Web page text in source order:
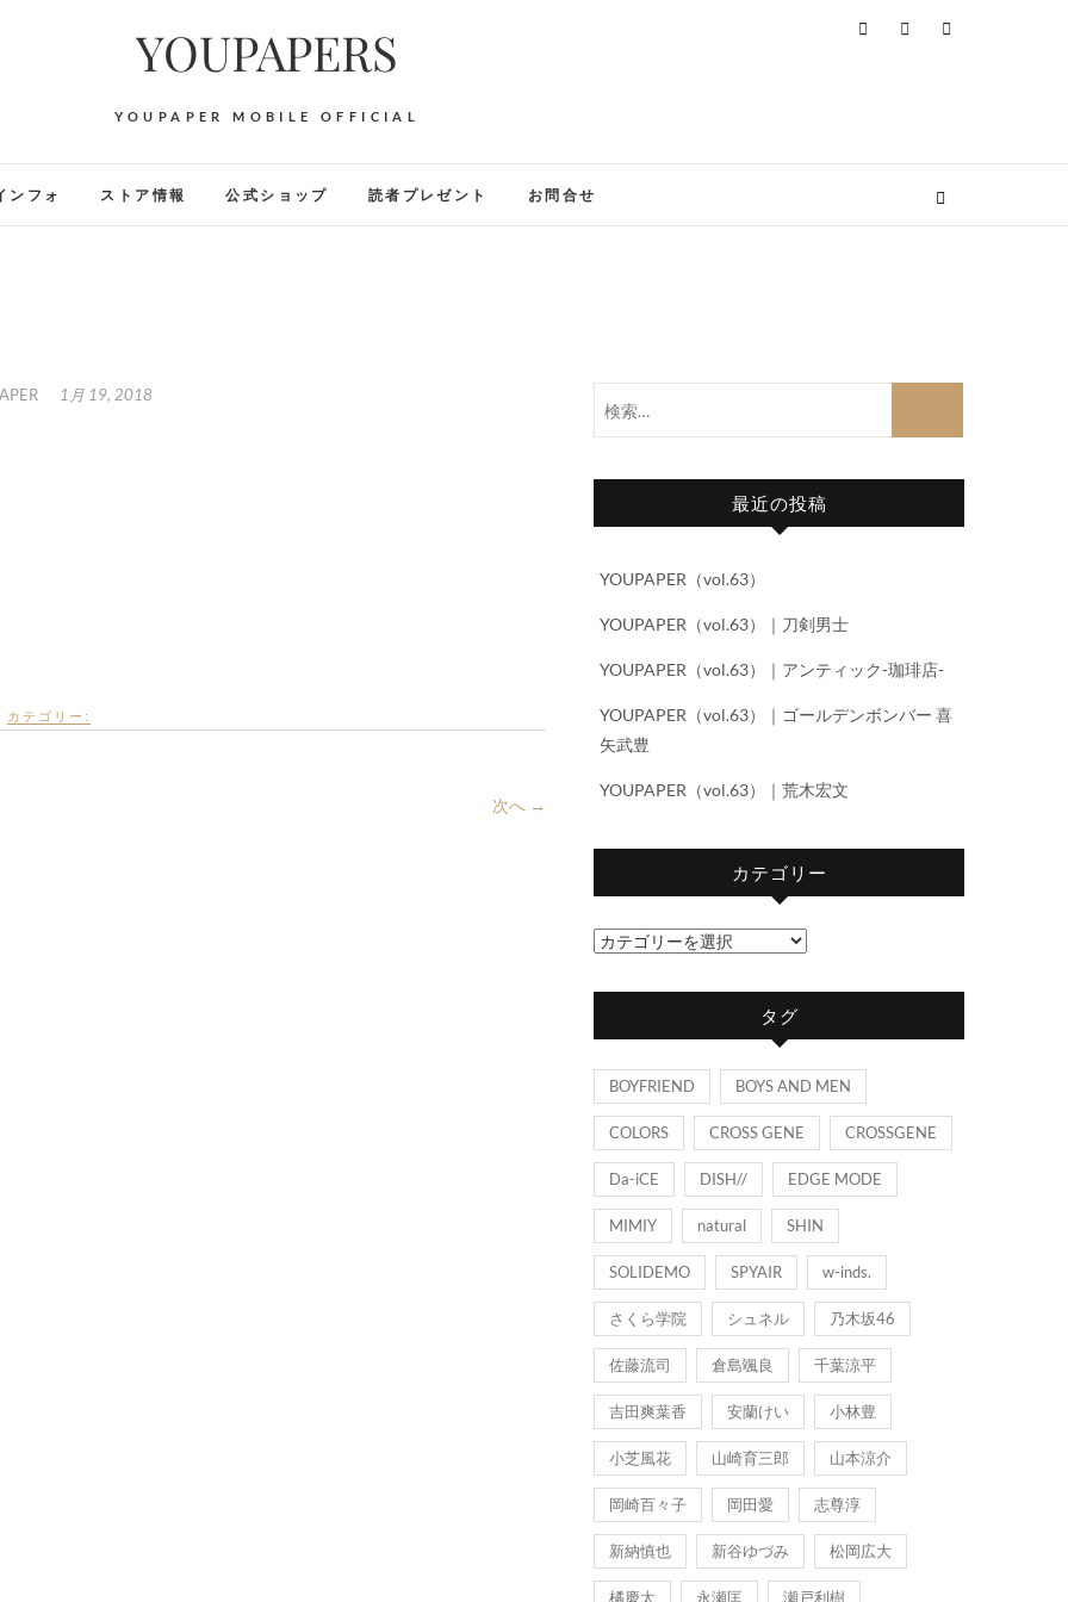
YOUPAPERS
YOUPAPER MOBILE OFFICIAL
ンフォ ストア情報 公式ショップ 読者プレゼント お問合せ
1月 19, 2018
カテゴリー:
次へ →
最近の投稿
YOUPAPER（vol.63）
YOUPAPER（vol.63）｜刀剣男士
YOUPAPER（vol.63）｜アンティック-珈琲店-
YOUPAPER（vol.63）｜ゴールデンボンバー 喜
矢武豊
YOUPAPER（vol.63）｜荒木宏文
カテゴリー
カ
タグ
BOYFRIEND BOYS AND MEN
COLORS CROSS GENE CROSSGENE
Da-iCE DISH// EDGE MODE
MIMIY natural SHIN
SOLIDEMO SPYAIR w-inds.
さくら学院 シュネル 乃木坂46
佐藤流司 倉島颯良 千葉涼平
吉田爽葉香 安蘭けい 小林豊
小芝風花 山崎育三郎 山本涼介
岡崎百々子 岡田愛 志尊淳
新納慎也 新谷ゆづみ 松岡広大
橘慶太 永瀬匡 瀬戸利樹